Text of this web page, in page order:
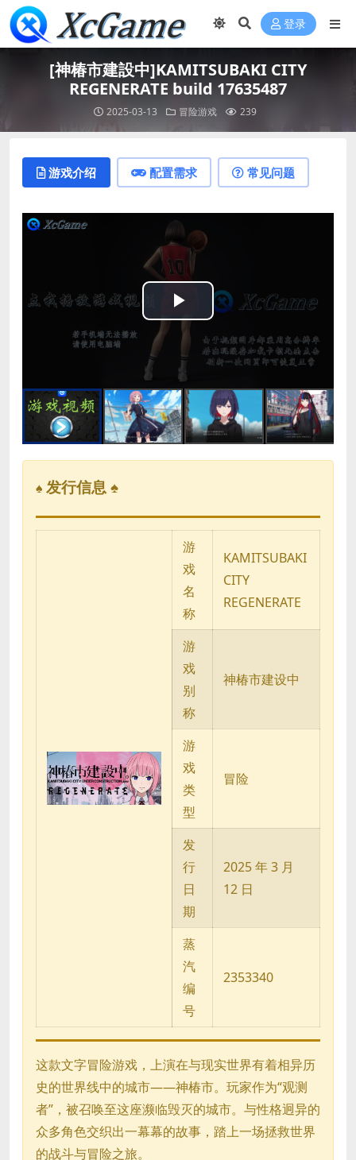
登录
[神椿市建設中]KAMITSUBAKI CITY
REGENERATE build 17635487
2025-03-13 冒险游戏 239
游戏介绍 配置需求 常见问题
Play
Video
♠ 发行信息 ♠
游
戏
名
称
KAMITSUBAKI
CITY
REGENERATE
游
戏
别
称
神椿市建设中
游
戏
类
型
冒险
发
行
日
期
2025 年 3 月
12 日
蒸
汽
编
号
2353340
这款文字冒险游戏，上演在与现实世界有着相异历
史的世界线中的城市——神椿市。玩家作为“观测
者”，被召唤至这座濒临毁灭的城市。与性格迥异的
众多角色交织出一幕幕的故事，踏上一场拯救世界
的战斗与冒险之旅。